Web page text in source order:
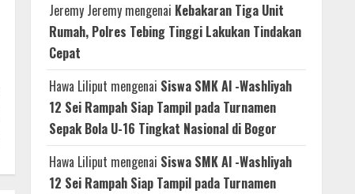
Jeremy Jeremy mengenai Kebakaran Tiga Unit
Rumah, Polres Tebing Tinggi Lakukan Tindakan
Cepat
Hawa Liliput mengenai Siswa SMK Al -Washliyah
12 Sei Rampah Siap Tampil pada Turnamen
Sepak Bola U-16 Tingkat Nasional di Bogor
Hawa Liliput mengenai Siswa SMK Al -Washliyah
12 Sei Rampah Siap Tampil pada Turnamen